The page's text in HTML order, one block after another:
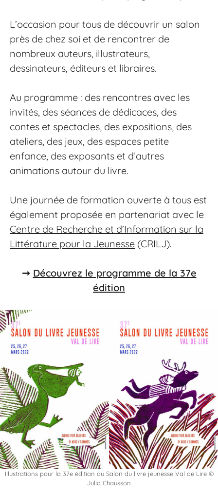
L’occasion pour tous de découvrir un salon
près de chez soi et de rencontrer de
nombreux auteurs, illustrateurs,
dessinateurs, éditeurs et libraires.
Au programme : des rencontres avec les
invités, des séances de dédicaces, des
contes et spectacles, des expositions, des
ateliers, des jeux, des espaces petite
enfance, des exposants et d’autres
animations autour du livre.
Une journée de formation ouverte à tous est
également proposée en partenariat avec le
Centre de Recherche et d’Information sur la
Littérature pour la Jeunesse (CRILJ).
➞ Découvrez le programme de la 37e
édition
Illustrations pour la 37e édition du Salon du livre jeunesse Val de Lire ©
Julia Chausson